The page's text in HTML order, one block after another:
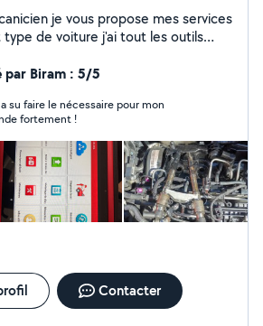
je vous propose mes services
de voiture j'ai tout les outils
me contacte ou téléphone
j'arrive pas à répondre à
l'application merci de me contacts
et je vous répond
par Biram : 5/5
su faire le nécessaire pour mon
fortement !
Contacter